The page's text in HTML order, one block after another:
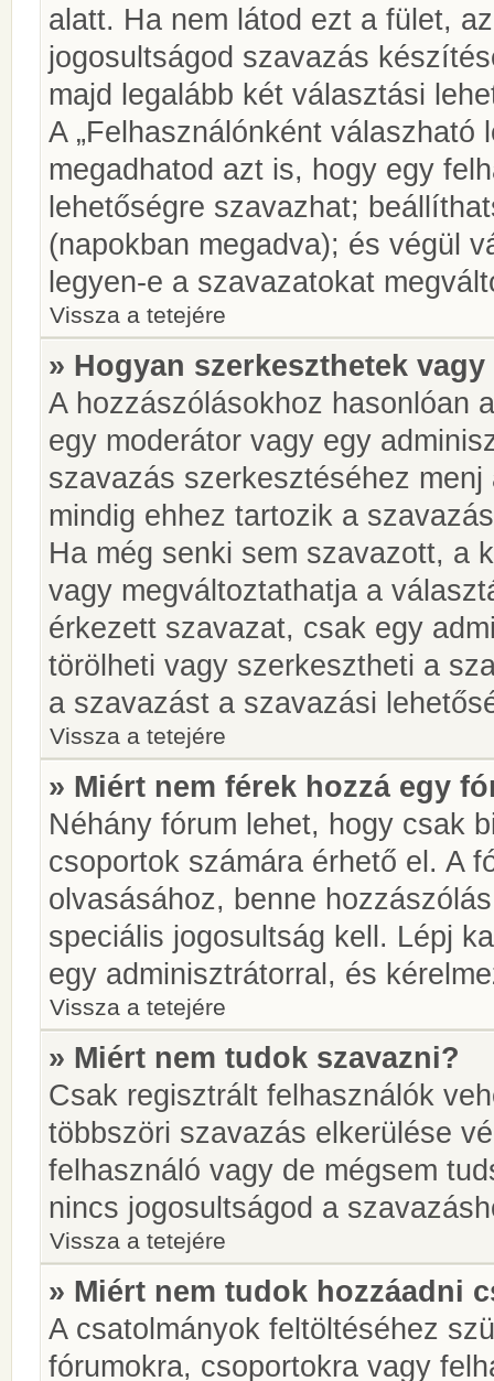
alatt. Ha nem látod ezt a fület,
jogosultságod szavazás
majd legalább két választási
A „Felhasználónként válaszható
megadhatod azt is, hogy egy
lehetőségre szavazhat;
(napokban megadva); és végül
legyen-e a szavazatokat
Vissza a tetejére
» Hogyan szerkeszthetek
A hozzászólásokhoz hasonlóan
egy moderátor vagy egy
szavazás szerkesztéséhez
mindig ehhez tartozik a
Ha még senki sem szavazott, a
vagy megváltoztathatja a
érkezett szavazat, csak egy
törölheti vagy szerkesztheti a
a szavazást a szavazási
Vissza a tetejére
» Miért nem férek hozzá egy
Néhány fórum lehet, hogy csak
csoportok számára érhető el. A
olvasásához, benne
speciális jogosultság kell. Lépj
egy adminisztrátorral, és
Vissza a tetejére
» Miért nem tudok szavazni?
Csak regisztrált felhasználók
többszöri szavazás elkerülése
felhasználó vagy de mégsem
nincs jogosultságod a
Vissza a tetejére
» Miért nem tudok hozzáadni
A csatolmányok feltöltéséhez
fórumokra, csoportokra vagy